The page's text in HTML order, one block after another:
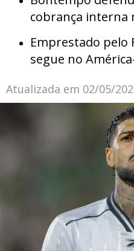
cobrança interna
Emprestado pelo
segue no
Atualizada em 02/05/